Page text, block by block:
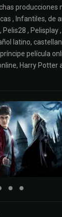
, Infantiles, de
, Pelisplay
latino,
película
Harry